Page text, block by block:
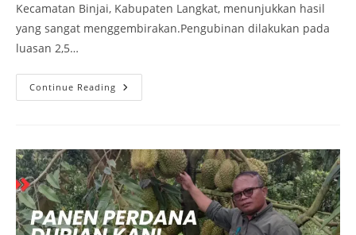
Kecamatan Binjai, Kabupaten Langkat, menunjukkan hasil
yang sangat menggembirakan.Pengubinan dilakukan pada
luasan 2,5…
Continue Reading